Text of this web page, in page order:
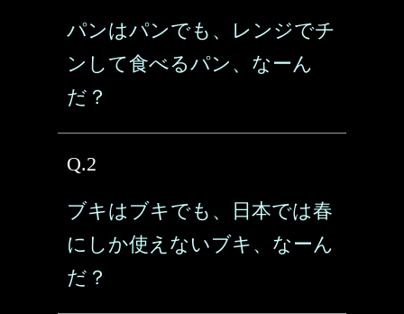
パンはパンでも、レンジでチ
ンして食べるパン、なーん
だ？
Q.2
ブキはブキでも、日本では春
にしか使えないブキ、なーん
だ？